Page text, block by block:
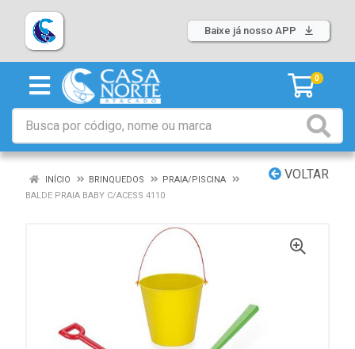
Baixe já nosso APP
0
VOLTAR
INÍCIO BRINQUEDOS
PRAIA/PISCINA
BALDE PRAIA BABY C/ACESS 4110